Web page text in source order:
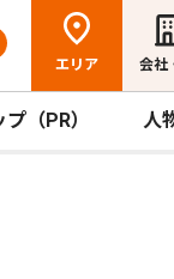
エリア 会社
（PR） 人